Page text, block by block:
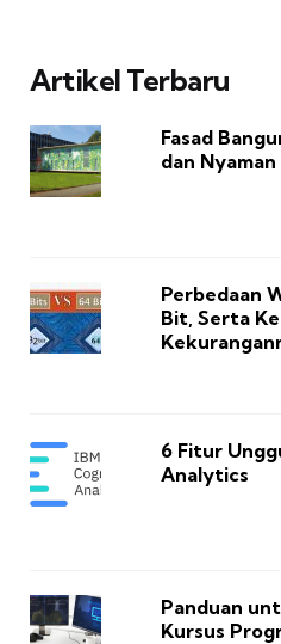
Artikel Terbaru
Fasad
dan Nyaman
Perbedaan
Bit, Serta
6 Fitur
Analytics
Panduan
Kursus